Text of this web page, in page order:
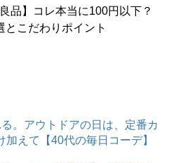
良品】コレ本当に100円以下？
とこだわりポイント
。アウトドアの日は、定番カ
えて【40代の毎日コーデ】